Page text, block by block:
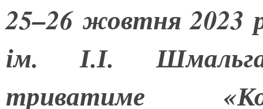
25–26 жовтня 2023
ім. І.І.
триватиме